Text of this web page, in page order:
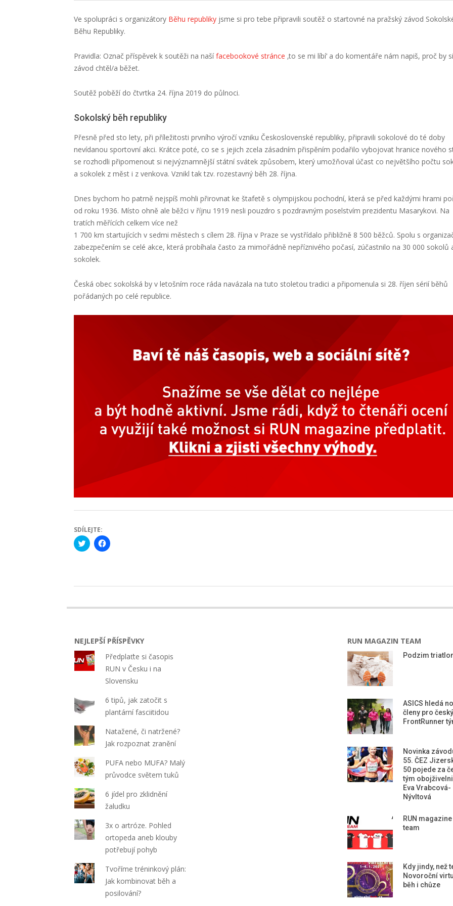
Ve spolupráci s organizátory Běhu republiky jsme si pro tebe připravili soutěž o startovné na pražský závod
Běhu Republiky.
Pravidla: Označ příspěvek k soutěži na našífacebookové stránce ‚to se mi líbí‘ a do komentáře nám napiš, proč by si
závod chtěl/a běžet.
Soutěž poběží do čtvrtka 24. října 2019 do půlnoci.
Sokolský běh republiky
Přesně před sto lety, při příležitosti prvního výročí vzniku Československé republiky, připravili sokolové do té doby
nevídanou sportovní akci. Krátce poté, co se s jejich zcela zásadním přispěním podařilo vybojovat hranice nového
se rozhodli připomenout si nejvýznamnější státní svátek způsobem, který umožňoval účast co největšího počtu
a sokolek z měst i z venkova. Vznikl tak tzv. rozestavný běh 28. října.
Dnes bychom ho patrně nejspíš mohli přirovnat ke štafetě s olympijskou pochodní, která se před každými hrami
od roku 1936. Místo ohně ale běžci v říjnu 1919 nesli pouzdro s pozdravným poselstvím prezidentu Masarykovi. Na
tratích měřících celkem více než
1 700 km startujících v sedmi městech s cílem 28. října v Praze se vystřídalo přibližně 8 500 běžců. Spolu s
zabezpečením se celé akce, která probíhala často za mimořádně nepříznivého počasí, zúčastnilo na 30 000 sokolů
sokolek.
Česká obec sokolská by v letošním roce ráda navázala na tuto stoletou tradici a připomenula si 28. říjen sérií běhů
pořádaných po celé republice.
SDÍLEJTE:
Click
to
new
Click
to
new
NEJLEPŠÍ PŘÍSPĚVKY
Předplaťte si časopis
RUN v Česku i na
Slovensku
6 tipů, jak zatočit s
plantární fasciitidou
Natažené, či natržené?
Jak rozpoznat zranění
PUFA nebo MUFA? Malý
průvodce světem tuků
6 jídel pro zklidnění
žaludku
3x o artróze. Pohled
ortopeda aneb klouby
potřebují pohyb
Tvoříme tréninkový plán:
Jak kombinovat běh a
posilování?
RUN MAGAZIN TEAM
Podzim
ASICS hledá
členy pro český
FrontRunner
Novinka
55. ČEZ
50 pojede za
tým
Eva Vrabcová-
Nývltová
RUN magazine
team
Kdy jindy, než
Novoroční
běh i chůze